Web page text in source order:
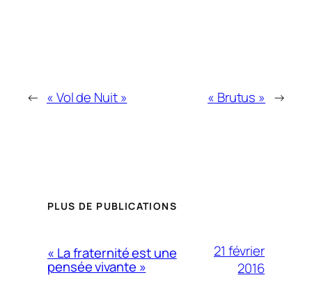
← « Vol de Nuit » « Brutus » →
PLUS DE PUBLICATIONS
« La fraternité est une
pensée vivante »
21 février
2016